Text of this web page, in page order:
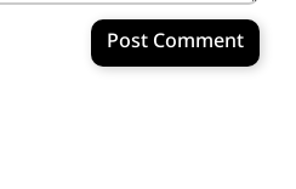
Post Comment